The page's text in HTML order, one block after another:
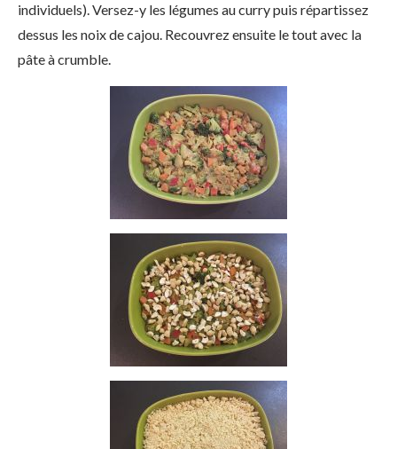
individuels). Versez-y les légumes au curry puis répartissez
dessus les noix de cajou. Recouvrez ensuite le tout avec la
pâte à crumble.